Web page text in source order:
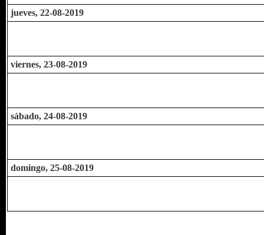
jueves, 22-08-2019
viernes, 23-08-2019
sábado, 24-08-2019
domingo, 25-08-2019